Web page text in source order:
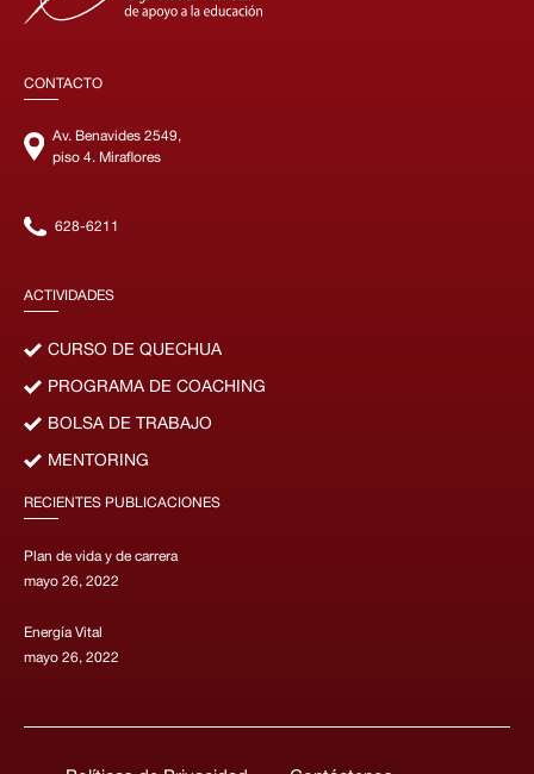
CONTACTO
Av. Benavides 2549,
piso 4. Miraflores
628-6211
ACTIVIDADES
CURSO DE QUECHUA
PROGRAMA DE COACHING
BOLSA DE TRABAJO
MENTORING
RECIENTES PUBLICACIONES
Plan de vida y de carrera
mayo 26, 2022
Energía Vital
mayo 26, 2022